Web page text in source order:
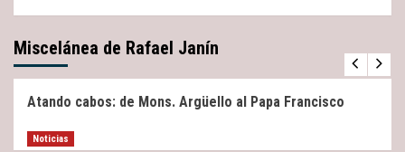
Miscelánea de Rafael Janín
Miscelánea Noticias
Atando cabos: de Mons. Argüello al Papa Francisco
Noticias